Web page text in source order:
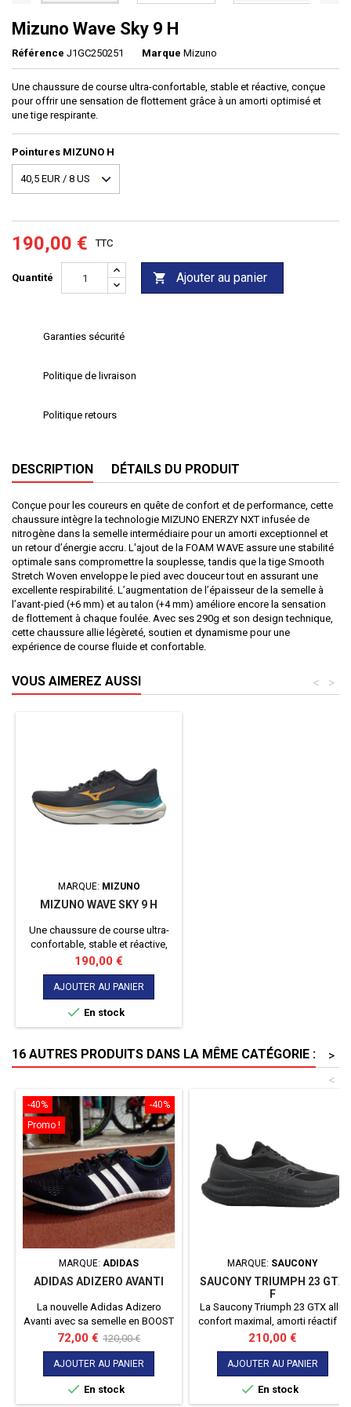
Mizuno Wave Sky 9 H
Référence J1GC250251 Marque Mizuno
Une chaussure de course ultra-confortable, stable et réactive, conçue
pour offrir une sensation de flottement grâce à un amorti optimisé et
une tige respirante.
Pointures MIZUNO H
190,00 € TTC
Quantité  Ajouter au panier
Garanties sécurité
Politique de livraison
Politique retours
DESCRIPTION DÉTAILS DU PRODUIT
Conçue pour les coureurs en quête de confort et de performance, cette
chaussure intègre la technologie MIZUNO ENERZY NXT infusée de
nitrogène dans la semelle intermédiaire pour un amorti exceptionnel et
un retour d’énergie accru. L'ajout de la FOAM WAVE assure une stabilité
optimale sans compromettre la souplesse, tandis que la tige Smooth
Stretch Woven enveloppe le pied avec douceur tout en assurant une
excellente respirabilité. L’augmentation de l’épaisseur de la semelle à
l’avant-pied (+6 mm) et au talon (+4 mm) améliore encore la sensation
de flottement à chaque foulée. Avec ses 290g et son design technique,
cette chaussure allie légèreté, soutien et dynamisme pour une
expérience de course fluide et confortable.
VOUS AIMEREZ AUSSI >
<
MARQUE: MIZUNO
MIZUNO WAVE SKY 9 H
Une chaussure de course ultra-
confortable, stable et réactive,
conçue pour offrir une sensation
de flottement grâce à un amorti
optimisé et une tige respirante.
Prix
190,00 €
AJOUTER AU PANIER
 En stock
16 AUTRES PRODUITS DANS LA MÊME CATÉGORIE :
>
<
-40%
-40%
Promo !
MARQUE: ADIDAS
ADIDAS ADIZERO AVANTI
La nouvelle Adidas Adizero
Avanti avec sa semelle en BOOST
est une pointe d'athlétisme pour
les courses de demi-fond du
800m jusqu'au 5000m mais aussi
pour le steeple. Poids : 137g
Prix
72,00 € Prix
de
base
120,00 €
AJOUTER AU PANIER
 En stock
MARQUE: SAUCONY
SAUCONY TRIUMPH 23 GTX
F
La Saucony Triumph 23 GTX allie
confort maximal, amorti réactif et
protection imperméable grâce au
GORE-TEX Invisible Fit, pour
courir longtemps et par tous les
temps.
Prix
210,00 €
AJOUTER AU PANIER
 En stock